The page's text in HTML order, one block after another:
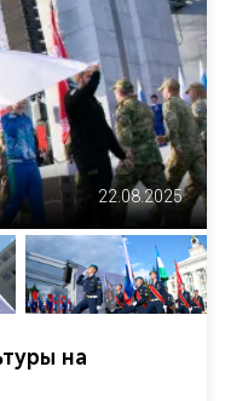
22.08.2025
на